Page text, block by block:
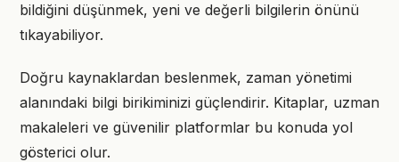
bildiğini düşünmek, yeni ve değerli bilgilerin önünü
tıkayabiliyor.
Doğru kaynaklardan beslenmek, zaman yönetimi
alanındaki bilgi birikiminizi güçlendirir. Kitaplar, uzman
makaleleri ve güvenilir platformlar bu konuda yol
gösterici olur.